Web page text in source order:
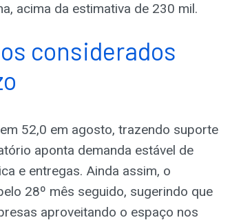
acima da estimativa de 230 mil.
considerados
52,0 em agosto, trazendo suporte
aponta demanda estável de
e entregas. Ainda assim, o
28º mês seguido, sugerindo que
aproveitando o espaço nos